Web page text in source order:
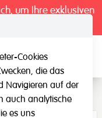
um Ihre exklusiven
Cookies
die das
Navigieren auf der
auch analytische
es uns